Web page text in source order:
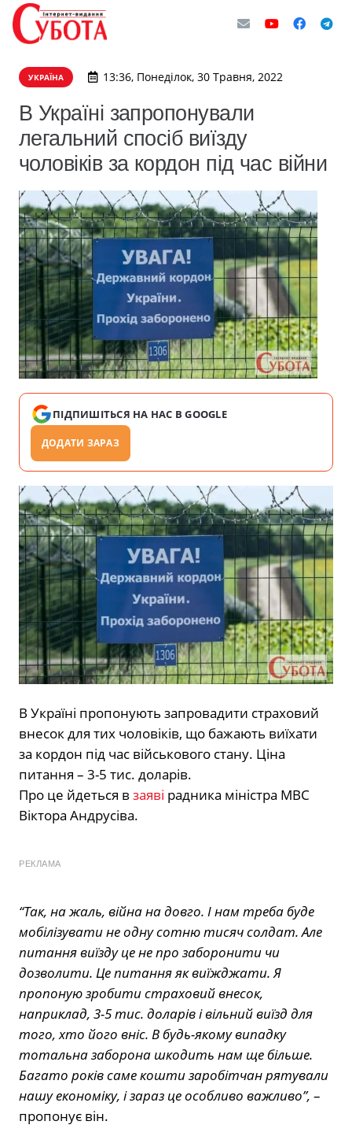
УКРАЇНА 13:36, Понеділок, 30 Травня, 2022
В Україні запропонували
легальний спосіб виїзду
чоловіків за кордон під час війни
ПІДПИШІТЬСЯ НА НАС В GOOGLE
ДОДАТИ ЗАРАЗ
В Україні пропонують запровадити страховий
внесок для тих чоловіків, що бажають виїхати
за кордон під час військового стану. Ціна
питання – 3-5 тис. доларів.
Про це йдеться в заяві радника міністра МВС
Віктора Андрусіва.
РЕКЛАМА
“Так, на жаль, війна на довго. І нам треба буде
мобілізувати не одну сотню тисяч солдат. Але
питання виїзду це не про заборонити чи
дозволити. Це питання як виїжджати. Я
пропоную зробити страховий внесок,
наприклад, 3-5 тис. доларів і вільний виїзд для
того, хто його вніс. В будь-якому випадку
тотальна заборона шкодить нам ще більше.
Багато років саме кошти заробітчан рятували
нашу економіку, і зараз це особливо важливо”, –
пропонує він.